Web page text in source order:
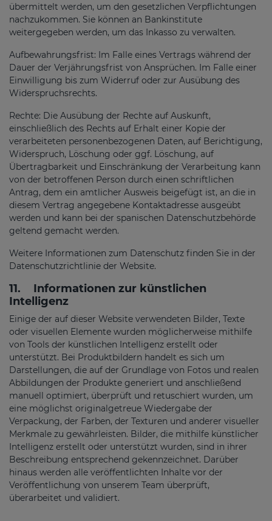
übermittelt werden, um den gesetzlichen Verpflichtungen
nachzukommen. Sie können an Bankinstitute
weitergegeben werden, um das Inkasso zu verwalten.
Aufbewahrungsfrist: Im Falle eines Vertrags während der
Dauer der Verjährungsfrist von Ansprüchen. Im Falle einer
Einwilligung bis zum Widerruf oder zur Ausübung des
Widerspruchsrechts.
Rechte: Die Ausübung der Rechte auf Auskunft,
einschließlich des Rechts auf Erhalt einer Kopie der
verarbeiteten personenbezogenen Daten, auf Berichtigung,
Widerspruch, Löschung oder ggf. Löschung, auf
Übertragbarkeit und Einschränkung der Verarbeitung kann
von der betroffenen Person durch einen schriftlichen
Antrag, dem ein amtlicher Ausweis beigefügt ist, an die in
diesem Vertrag angegebene Kontaktadresse ausgeübt
werden und kann bei der spanischen Datenschutzbehörde
geltend gemacht werden.
Weitere Informationen zum Datenschutz finden Sie in der
Datenschutzrichtlinie der Website.
11.
Informationen zur künstlichen
Intelligenz
Einige der auf dieser Website verwendeten Bilder, Texte
oder visuellen Elemente wurden möglicherweise mithilfe
von Tools der künstlichen Intelligenz erstellt oder
unterstützt. Bei Produktbildern handelt es sich um
Darstellungen, die auf der Grundlage von Fotos und realen
Abbildungen der Produkte generiert und anschließend
manuell optimiert, überprüft und retuschiert wurden, um
eine möglichst originalgetreue Wiedergabe der
Verpackung, der Farben, der Texturen und anderer visueller
Merkmale zu gewährleisten. Bilder, die mithilfe künstlicher
Intelligenz erstellt oder unterstützt wurden, sind in ihrer
Beschreibung entsprechend gekennzeichnet. Darüber
hinaus werden alle veröffentlichten Inhalte vor der
Veröffentlichung von unserem Team überprüft,
überarbeitet und validiert.